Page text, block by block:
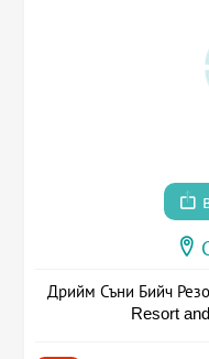
Дрийм Съни Бийч
Resort